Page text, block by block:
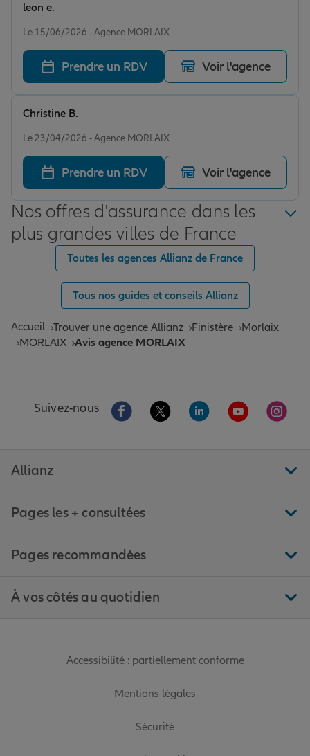
Le 15/06/2026 - Agence MORLAIX
leon e.
Prendre un RDV Voir l'agence
Le 23/04/2026 - Agence MORLAIX
Christine B.
Prendre un RDV Voir l'agence
Nos offres d'assurance dans les
plus grandes villes de France
Toutes les agences Allianz de France
Tous nos guides et conseils Allianz
Accueil Trouver une agence Allianz Finistère
Morlaix
MORLAIX Avis agence MORLAIX
Suivez-nous Aller sur la page Facebook de Allianz
Aller sur la page Twitter de
Aller sur la page
Aller sur la
Aller
Allianz
Pages les + consultées
Pages recommandées
À vos côtés au quotidien
Accessibilité : partiellement conforme
Mentions légales
Sécurité